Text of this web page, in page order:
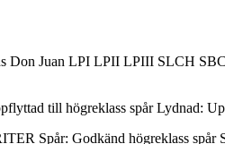
Don Juan LPI LPII LPIII SLCH
till högreklass spår Lydnad:
Spår: Godkänd högreklass